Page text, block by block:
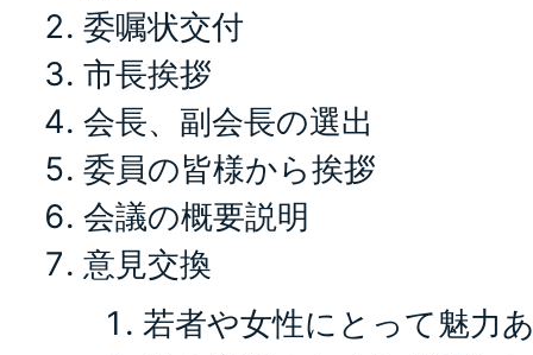
委嘱状交付
市長挨拶
会長、副会長の選出
委員の皆様から挨拶
会議の概要説明
意見交換
若者や女性にとって魅力